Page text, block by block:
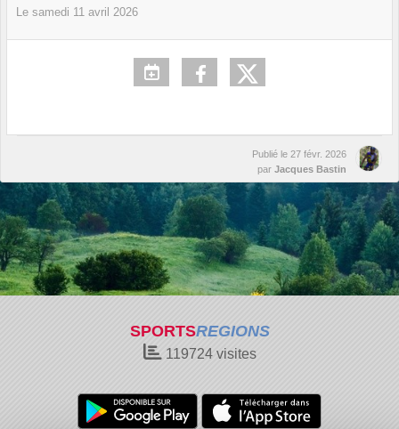
Le samedi 11 avril 2026
Publié le 27 févr. 2026
par Jacques Bastin
SPORTSREGIONS
119724visites